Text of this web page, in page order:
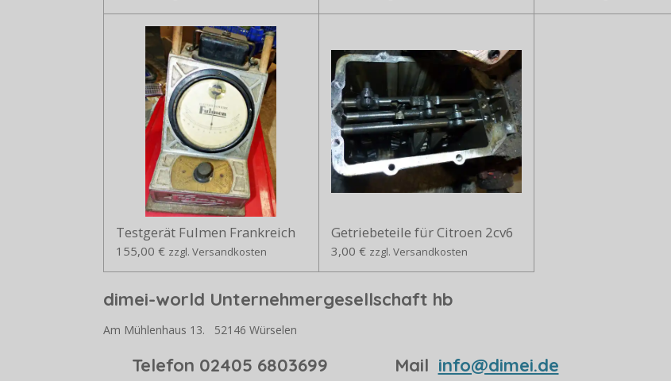
Testgerät Fulmen Frankreich
155,00 € zzgl. Versandkosten
Getriebeteile für Citroen 2cv6
3,00 € zzgl. Versandkosten
dimei-world Unternehmergesellschaft hb
Am Mühlenhaus 13. 52146 Würselen
Telefon 02405 6803699 Mail info@dimei.de